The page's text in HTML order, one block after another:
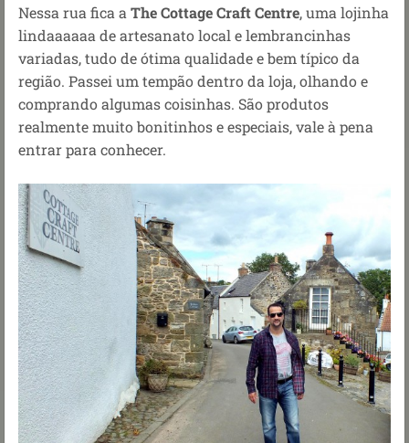
Nessa rua fica a The Cottage Craft Centre, uma lojinha
lindaaaaaa de artesanato local e lembrancinhas
variadas, tudo de ótima qualidade e bem típico da
região. Passei um tempão dentro da loja, olhando e
comprando algumas coisinhas. São produtos
realmente muito bonitinhos e especiais, vale à pena
entrar para conhecer.